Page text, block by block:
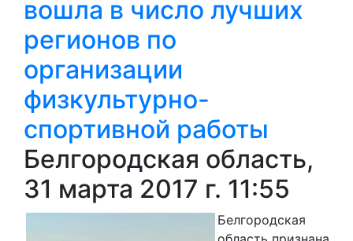
вошла в число лучших
регионов по
организации
физкультурно-
спортивной работы
Белгородская область,
31 марта 2017 г. 11:55
Белгородская